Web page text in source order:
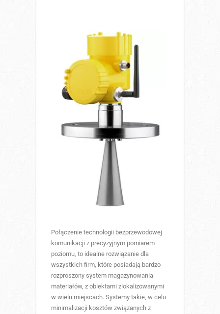
Połączenie technologii bezprzewodowej
komunikacji z precyzyjnym pomiarem
poziomu, to idealne rozwiązanie dla
wszystkich firm, które posiadają bardzo
rozproszony system magazynowania
materiałów, z obiektami zlokalizowanymi
w wielu miejscach. Systemy takie, w celu
minimalizacji kosztów związanych z